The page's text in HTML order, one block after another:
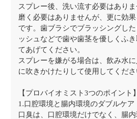
スプレー後、洗い流す必要はあり
磨く必要はありませんが、更に効
です。歯ブラシでブラッシングし
ッシュなどで歯や歯茎を優しくふ
てあげてください。
スプレーを嫌がる場合は、飲み水
に吹きかけたりして使用してくださ
【プロバイオミスト3つのポイント】
1.口腔環境と腸内環境のダブルケア
口臭は、口腔環境だけでなく、腸